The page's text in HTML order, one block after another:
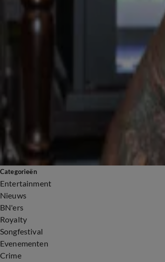
Categorieën
Entertainment
Nieuws
BN'ers
Royalty
Songfestival
Evenementen
Crime